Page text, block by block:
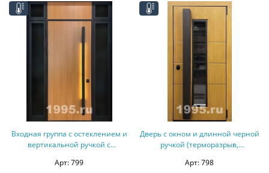
Входная группа с остеклением и
вертикальной ручкой с
Арт: 799
Дверь с окном и длинной черной
ручкой (терморазрыв,
Арт: 798